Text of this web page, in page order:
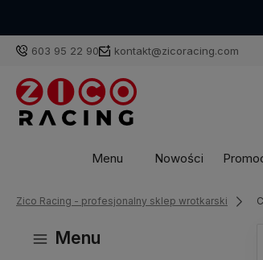
603 95 22 90 kontakt@zicoracing.com
Menu Nowości
Zico Racing - profesjonalny sklep wrotkarski
Menu